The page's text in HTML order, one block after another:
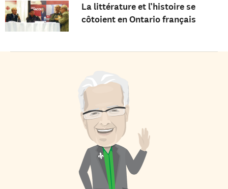
La littérature et l’histoire se
côtoient en Ontario français